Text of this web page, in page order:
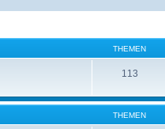
THEMEN
113
THEMEN